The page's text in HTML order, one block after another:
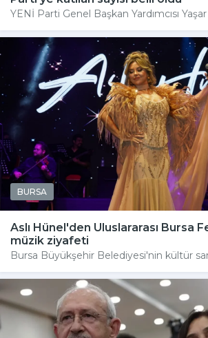
YENİ Parti Genel Başkan Yardımcısı
BURSA
Aslı Hünel'den Uluslararası Bursa
müzik ziyafeti
Bursa Büyükşehir Belediyesi'nin kültür